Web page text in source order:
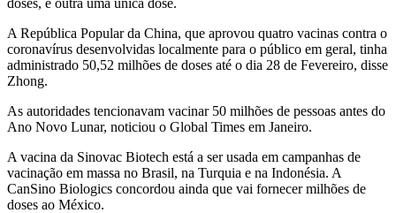
A República Popular da China, que aprovou quatro vacinas contra o
coronavírus desenvolvidas localmente para o público em geral, tinha
administrado 50,52 milhões de doses até o dia 28 de Fevereiro, disse
Zhong.
As autoridades tencionavam vacinar 50 milhões de pessoas antes do
Ano Novo Lunar, noticiou o Global Times em Janeiro.
A vacina da Sinovac Biotech está a ser usada em campanhas de
vacinação em massa no Brasil, na Turquia e na Indonésia. A
CanSino Biologics concordou ainda que vai fornecer milhões de
doses ao México.